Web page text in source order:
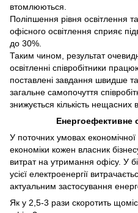
втомлюються.
Поліпшення рівня освітлення
офісного освітлення сприяє
до 30%.
Таким чином, результат
освітленні співробітники
поставлені завдання швидше
загальне самопочуття
знижується кількість нещасних
Енергоефективне
У поточних умовах економічної
економіки кожен власник
витрат на утримання офісу. У
усієї електроенергії
актуальним застосування
Як у 2,5-3 рази скоротить